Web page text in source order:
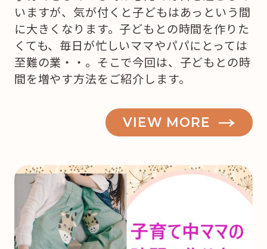
いますが、気が付くと子どもはあっという間
に大きくなります。子どもとの時間を作りた
くても、毎日が忙しいママやパパにとっては
至難の業・・。そこで今回は、子どもとの時
間を増やす方法をご紹介します。
VIEW MORE